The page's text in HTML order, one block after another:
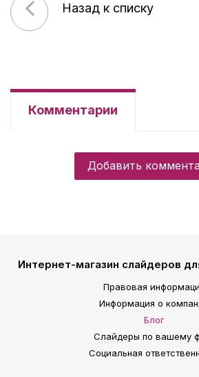
Назад к списку
Комментарии
Добавить
Интернет-магазин слайдеров
Правовая
Информация о
Блог
Слайдеры по вашему
Социальная